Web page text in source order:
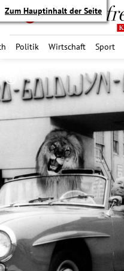
Zum Hauptinhalt der Seite
Politik Wirtschaft Sport
Untermenü